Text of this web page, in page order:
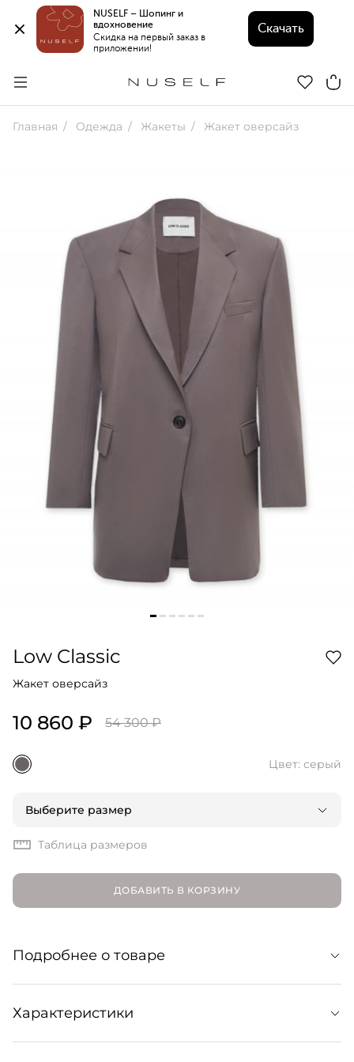
NUSELF – Шопинг и
вдохновение
Скидка на первый заказ в
приложении!
Скачать
Главная Одежда Жакеты Жакет оверсайз
Low Classic
Жакет оверсайз
10 860 ₽ 54 300 ₽
Цвет: серый
Выберите размер
Таблица размеров
ДОБАВИТЬ В КОРЗИНУ
Подробнее о товаре
Жакет из смесовой шерсти в актуальном силуэте
оверсайз. Узкие прямоугольные лацканы и
однобортная застежка подчеркивают классический
Характеристики